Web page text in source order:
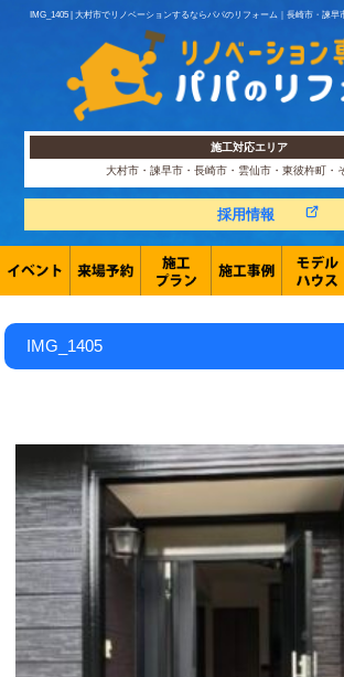
IMG_1405 | 大村市でリノベーションするならパパのリフォーム｜長崎市・諫
施工対応エリア
大村市・諫早市・長崎市・雲仙市・東彼杵町・
採用情報
IMG_1405